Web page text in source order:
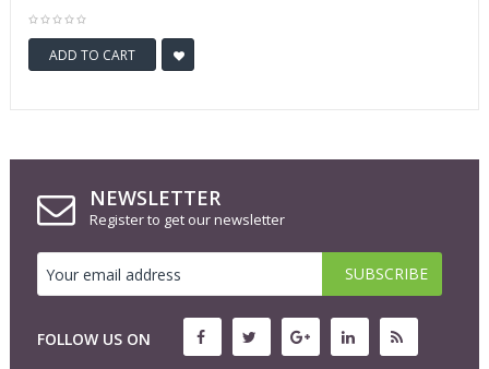
ADD TO CART
NEWSLETTER
Register to get our newsletter
FOLLOW US ON